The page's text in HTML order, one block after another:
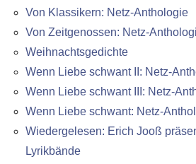
Von Klassikern: Netz-Anthologie
Von Zeitgenossen: Netz-
Weihnachtsgedichte
Wenn Liebe schwant II: Netz-
Wenn Liebe schwant III: Netz-
Wenn Liebe schwant: Netz-
Wiedergelesen: Erich Jooß
Lyrikbände